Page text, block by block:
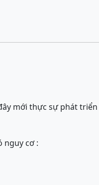
mới thực sự phát triển
nguy cơ :